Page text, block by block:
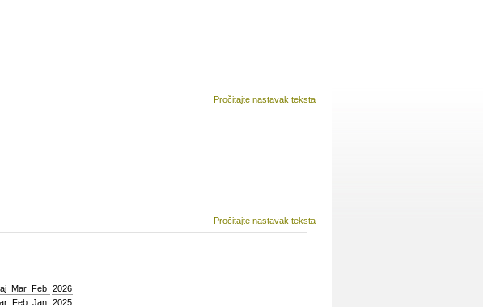
Pročitajte nastavak teksta
Pročitajte nastavak teksta
Mar Feb 2026
Feb Jan 2025